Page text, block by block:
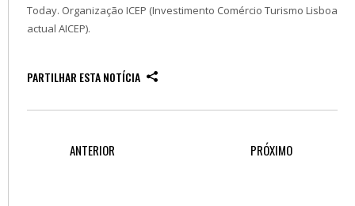
Today. Organização ICEP (Investimento Comércio Turismo Lisboa
actual AICEP).
PARTILHAR ESTA NOTÍCIA
ANTERIOR PRÓXIMO